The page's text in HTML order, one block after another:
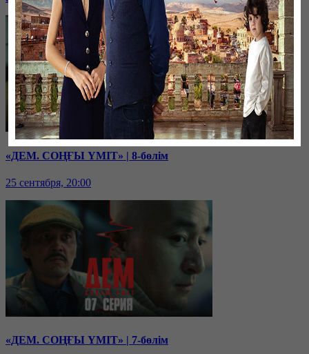
«ДЕМ. СОҢҒЫ ҮМІТ» | 8-бөлім
25 сентября, 20:00
«ДЕМ. СОҢҒЫ ҮМІТ» | 7-бөлім